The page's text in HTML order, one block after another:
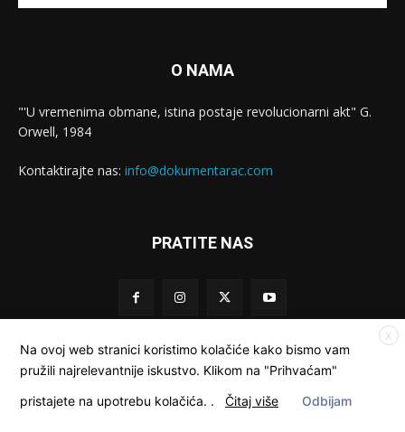
O NAMA
"'U vremenima obmane, istina postaje revolucionarni akt" G.
Orwell, 1984
Kontaktirajte nas: info@dokumentarac.com
PRATITE NAS
X
Na ovoj web stranici koristimo kolačiće kako bismo vam
pružili najrelevantnije iskustvo. Klikom na "Prihvaćam"
pristajete na upotrebu kolačića. . Čitaj više Odbijam